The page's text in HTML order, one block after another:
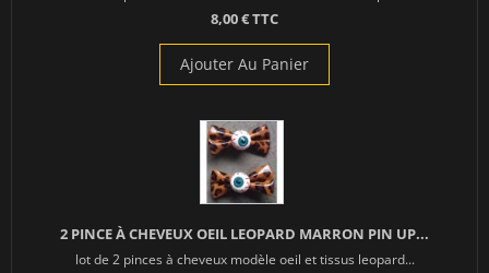
8,00 € TTC
Ajouter Au Panier
2 PINCE À CHEVEUX OEIL LEOPARD MARRON PIN UP...
lot de 2 pinces à cheveux modèle oeil et tissus leopard...